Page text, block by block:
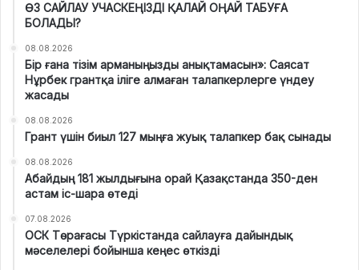
ӨЗ САЙЛАУ УЧАСКЕҢІЗДІ ҚАЛАЙ ОҢАЙ ТАБУҒА
БОЛАДЫ?
08.08.2026
Бір ғана тізім арманыңызды анықтамасын»: Саясат
Нұрбек грантқа іліге алмаған талапкерлерге үндеу
жасады
08.08.2026
Грант үшін биыл 127 мыңға жуық талапкер бақ сынады
08.08.2026
Абайдың 181 жылдығына орай Қазақстанда 350-ден
астам іс-шара өтеді
07.08.2026
ОСК Төрағасы Түркістанда сайлауға дайындық
мәселелері бойынша кеңес өткізді